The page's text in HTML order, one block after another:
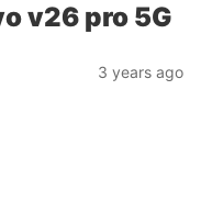
v26 pro 5G
3 years ago